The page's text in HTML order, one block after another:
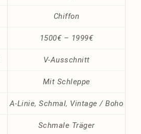
Chiffon
1500€ – 1999€
V-Ausschnitt
Mit Schleppe
A-Linie,Schmal, Vintage / Boho
Schmale Träger